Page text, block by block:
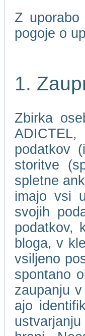
Z uporabo
pogoje o
1.
Zbirka
podatkov
storitve
spletne
imajo vsi
svojih
podatkov,
bloga, v
vsiljeno
spontano
zaupanju
ajo